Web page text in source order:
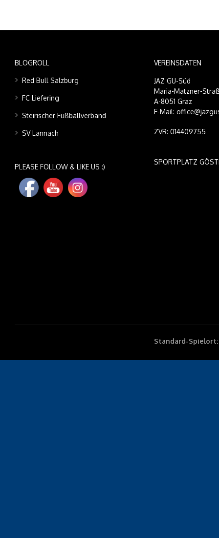
BLOGROLL
Red Bull Salzburg
FC Liefering
Steirischer Fußballverband
SV Lannach
PLEASE FOLLOW & LIKE US :)
VEREINSDATEN
JAZ GU-Süd
Maria-Matzner-
A-8051 Graz
E-Mail:
ZVR: 014409755
SPORTPLATZ
Standard-Spielort: